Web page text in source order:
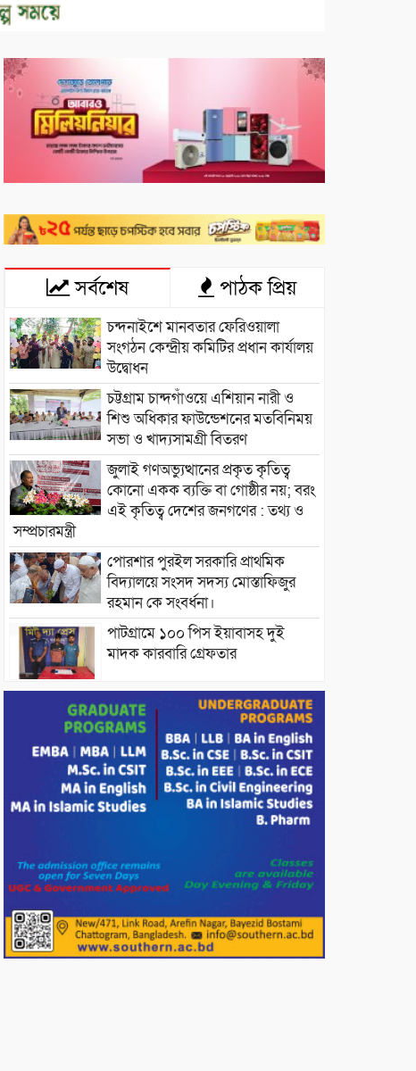
সর্বশেষ পাঠক প্রিয়
চন্দনাইশে মানবতার ফেরিওয়ালা
সংগঠন কেন্দ্রীয় কমিটির প্রধান কার্যালয়
উদ্বোধন
চট্টগ্রাম চান্দগাঁওয়ে এশিয়ান নারী ও
শিশু অধিকার ফাউন্ডেশনের মতবিনিময়
সভা ও খাদ্যসামগ্রী বিতরণ
জুলাই গণঅভ্যুত্থানের প্রকৃত কৃতিত্ব
কোনো একক ব্যক্তি বা গোষ্ঠীর নয়; বরং
এই কৃতিত্ব দেশের জনগণের : তথ্য ও
সম্প্রচারমন্ত্রী
পোরশার পুরইল সরকারি প্রাথমিক
বিদ্যালয়ে সংসদ সদস্য মোস্তাফিজুর
রহমান কে সংবর্ধনা।
পাটগ্রামে ১০০ পিস ইয়াবাসহ দুই
মাদক কারবারি গ্রেফতার
ড্যাবের ৩৭তম প্রতিষ্ঠাবার্ষিকীতে
প্রধানমন্ত্রী তারেক রহমান।
চন্দনাইশের হাশিমপুর ৪ নং ওয়ার্ডে
৫’শতাধিক হতদরিদ্র পরিবারের মাঝে
খাদ্যসামগ্রী বিতরণ করেন মনজুর
পরিবেশ রক্ষায় পাটগ্রামে ইহসান ইয়ুথ
সার্কেলের বৃক্ষরোপণ
মিরপুর-১১ নম্বরে দুর্বৃত্তদের গুলিতে
বিএনপি নেতা গুরুতর আহত